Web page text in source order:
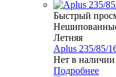
Быстрый
Летняя
Aplus 235/85/
Нет в наличии
Подробнее